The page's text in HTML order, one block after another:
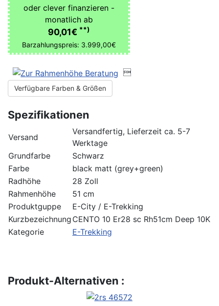
oder clever finanzieren -
monatlich ab
90,01€ **)
Barzahlungspreis: 3.999,00€

Verfügbare Farben & Größen
Spezifikationen
Versand
Versandfertig, Lieferzeit ca. 5-7
Werktage
Grundfarbe
Schwarz
Farbe
black matt (grey+green)
Radhöhe
28 Zoll
Rahmenhöhe
51 cm
Produktguppe
E-City / E-Trekking
Kurzbezeichnung CENTO 10 Er28 sc Rh51cm Deep 10K
Kategorie
E-Trekking
Produkt-Alternativen :